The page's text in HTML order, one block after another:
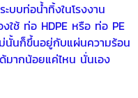
ะบบท่อน้ำทิ้งในโรงงาน
ใช้ ท่อ HDPE หรือ ท่อ PE
ม่นั้นก็ขึ้นอยู่กับแผ่นความร้อน
มากน้อยแค่ไหน นั่นเอง